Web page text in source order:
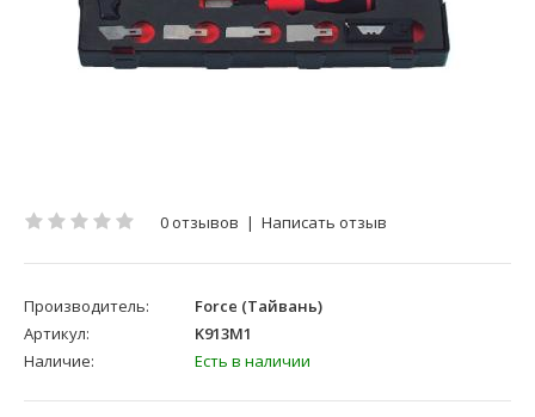
0 отзывов | Написать отзыв
Производитель:
Force (Тайвань)
Артикул:
K913M1
Наличие:
Есть в наличии